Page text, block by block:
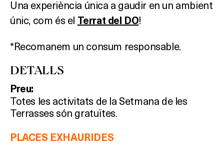
TERRASSES
BARS
RESTAURANTS
SALES
Una experiència única a gaudir en un ambient
únic, com és el Terrat del DO!
*Recomanem un consum responsable.
DETALLS
Preu:
Totes les activitats de la Setmana de les
Terrasses són gratuïtes.
PLACES EXHAURIDES